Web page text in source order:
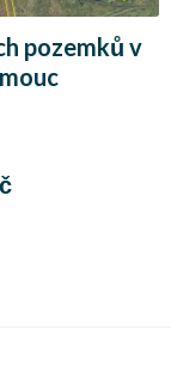
pozemků v